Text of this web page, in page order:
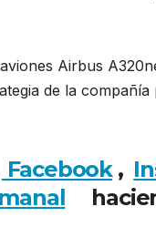
Airbus
de la compañía
Facebook,